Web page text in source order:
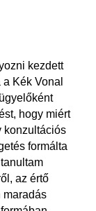
kezdett
Kék Vonal
hogy miért
konzultációs
formálta
az értő
maradás